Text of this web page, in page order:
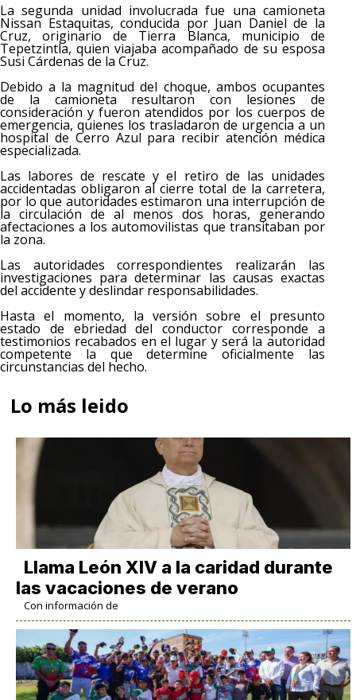
La segunda unidad involucrada fue una camioneta
Nissan Estaquitas, conducida por Juan Daniel de la
Cruz, originario de Tierra Blanca, municipio de
Tepetzintla, quien viajaba acompañado de su esposa
Susi Cárdenas de la Cruz.
Debido a la magnitud del choque, ambos ocupantes
de la camioneta resultaron con lesiones de
consideración y fueron atendidos por los cuerpos de
emergencia, quienes los trasladaron de urgencia a un
hospital de Cerro Azul para recibir atención médica
especializada.
Las labores de rescate y el retiro de las unidades
accidentadas obligaron al cierre total de la carretera,
por lo que autoridades estimaron una interrupción de
la circulación de al menos dos horas, generando
afectaciones a los automovilistas que transitaban por
la zona.
Las autoridades correspondientes realizarán las
investigaciones para determinar las causas exactas
del accidente y deslindar responsabilidades.
Hasta el momento, la versión sobre el presunto
estado de ebriedad del conductor corresponde a
testimonios recabados en el lugar y será la autoridad
competente la que determine oficialmente las
circunstancias del hecho.
Lo más leido
Llama León XIV a la caridad durante
las vacaciones de verano
Con información de